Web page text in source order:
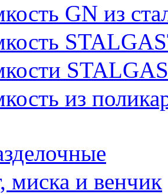
GN из
из
миска и венчик